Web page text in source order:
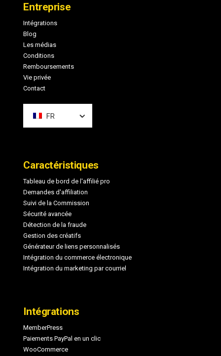
page
Entreprise
Intégrations
Blog
Les médias
Conditions
Remboursements
Vie privée
Contact
FR
Caractéristiques
Tableau de bord de l'affilié pro
Demandes d'affiliation
Suivi de la Commission
Sécurité avancée
Détection de la fraude
Gestion des créatifs
Générateur de liens personnalisés
Intégration du commerce électronique
Intégration du marketing par courriel
Intégrations
MemberPress
Paiements PayPal en un clic
WooCommerce